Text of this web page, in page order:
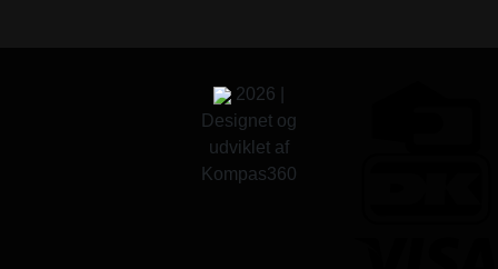
2026 |
Designet og
udviklet af
Kompas360